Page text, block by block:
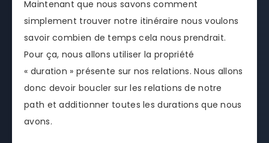
Maintenant que nous savons comment
simplement trouver notre itinéraire nous voulons
savoir combien de temps cela nous prendrait.
Pour ça, nous allons utiliser la propriété
« duration » présente sur nos relations. Nous allons
donc devoir boucler sur les relations de notre
path et additionner toutes les durations que nous
avons.